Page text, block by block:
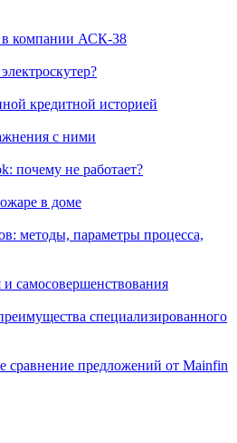
в компании АСК-38
кредитной историей
с ними
почему не работает?
в доме
методы, параметры процесса,
самосовершенствования
специализированного
сравнение предложений от Mainfin